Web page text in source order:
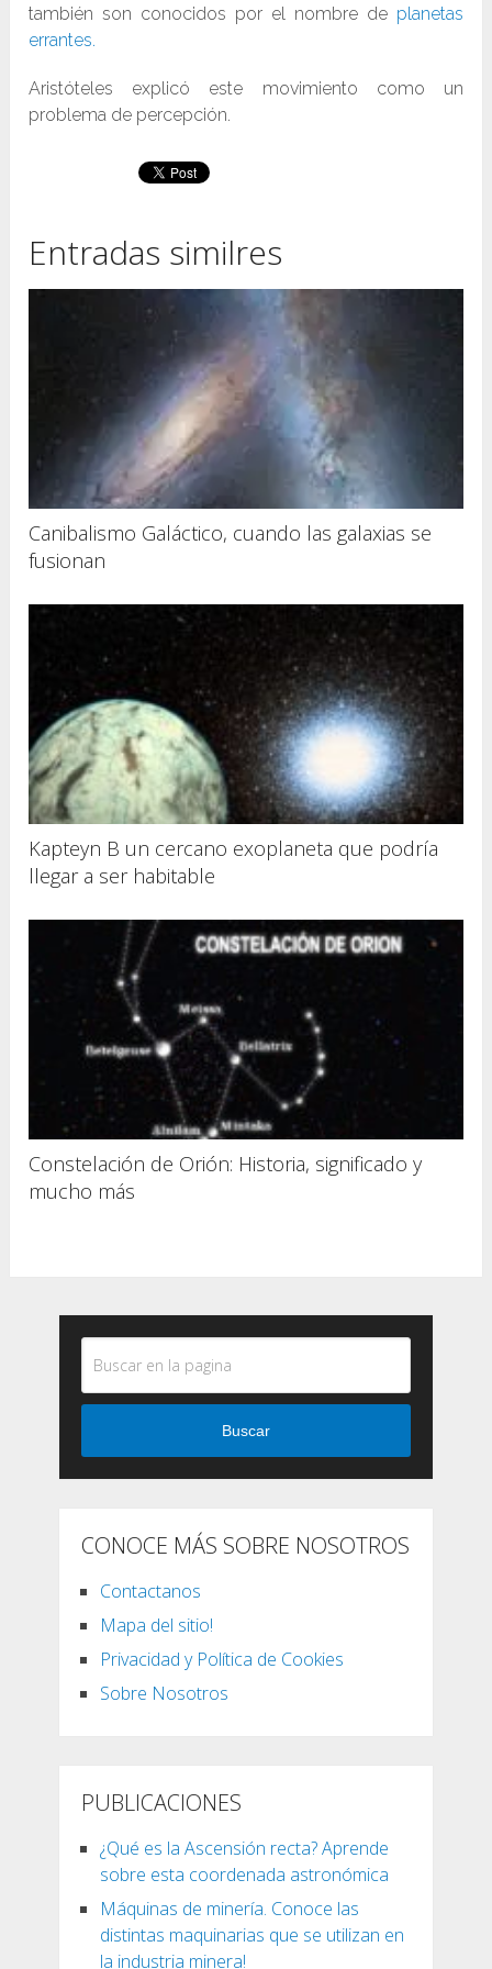
también son conocidos por el nombre de planetas
errantes.
Aristóteles explicó este movimiento como un
problema de percepción.
Entradas similres
Canibalismo Galáctico, cuando las galaxias se
fusionan
Kapteyn B un cercano exoplaneta que podría
llegar a ser habitable
Constelación de Orión: Historia, significado y
mucho más
Buscar
CONOCE MÁS SOBRE NOSOTROS
Contactanos
Mapa del sitio!
Privacidad y Política de Cookies
Sobre Nosotros
PUBLICACIONES
¿Qué es la Ascensión recta? Aprende
sobre esta coordenada astronómica
Máquinas de minería. Conoce las
distintas maquinarias que se utilizan en
la industria minera!